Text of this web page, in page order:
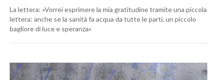
La lettera: «Vorrei esprimere la mia gratitudine tramite una piccola
lettera: anche se la sanità fa acqua da tutte le parti, un piccolo
bagliore di luce e speranza»